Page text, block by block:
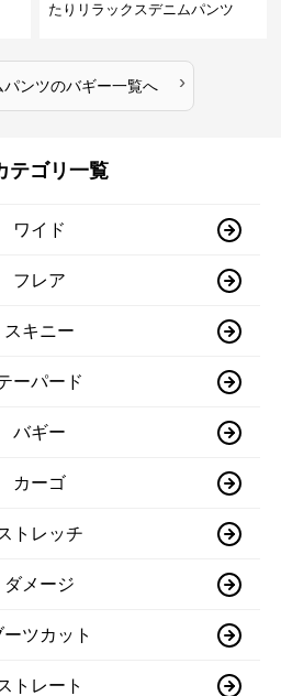
たりリラックスデニムパンツ
パンツのバギー一覧へ ›
テゴリ一覧
ワイド
フレア
スキニー
ーパード
バギー
カーゴ
トレッチ
ダメージ
ーツカット
トレート